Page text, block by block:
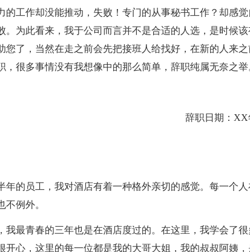
的工作却没能推动，失败！专门的从事秘书工作？却感
。为此看来，我于公司而言并不是合适的人选，是时候
您了，当然在走之前会先把接班人给找好，在新的人来
很多事情没有我想像中的那么简单，辞职纯属无奈之举
辞职日期：
年的员工，我对酒店有着一种格外亲切的感觉。每一个
例外。
我最青春的三年也是在酒店度过的。在这里，我学会了
开心，这里的每一位都是我的大哥大姐，我的叔叔阿姨